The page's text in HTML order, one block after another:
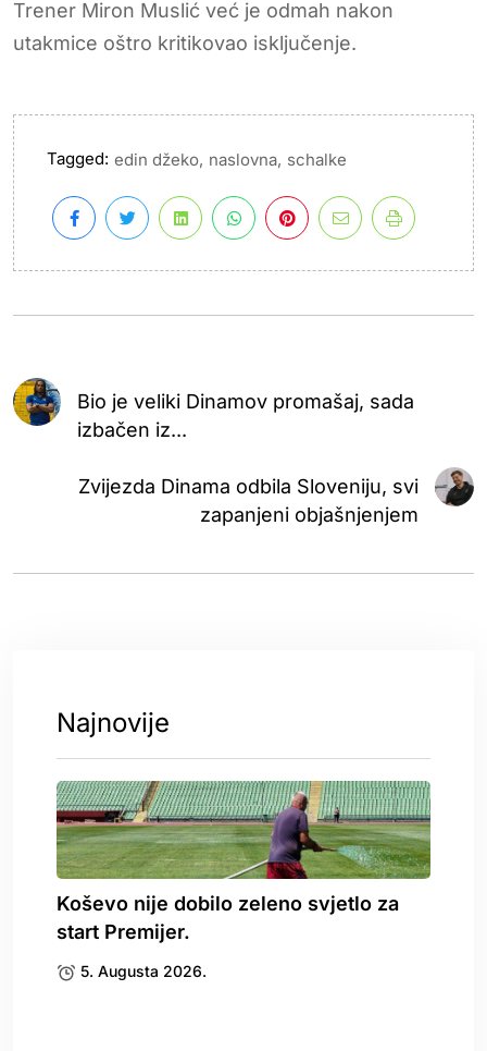
Trener Miron Muslić već je odmah nakon
utakmice oštro kritikovao isključenje.
Tagged: edin džeko, naslovna, schalke
Bio je veliki Dinamov promašaj, sada
izbačen iz...
Zvijezda Dinama odbila Sloveniju, svi
zapanjeni objašnjenjem
Najnovije
Koševo nije dobilo zeleno svjetlo za
start Premijer.
5. Augusta 2026.